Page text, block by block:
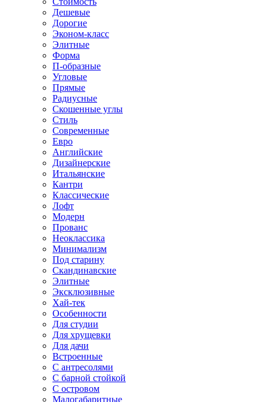
Дешевые
Дорогие
Эконом-класс
Элитные
Форма
П-образные
Угловые
Прямые
Радиусные
Скошенные углы
Стиль
Современные
Евро
Английские
Дизайнерские
Итальянские
Кантри
Классические
Лофт
Модерн
Прованс
Неоклассика
Минимализм
Под старину
Скандинавские
Элитные
Эксклюзивные
Хай-тек
Особенности
Для студии
Для хрущевки
Для дачи
Встроенные
С антресолями
С барной стойкой
С островом
Малогабаритные